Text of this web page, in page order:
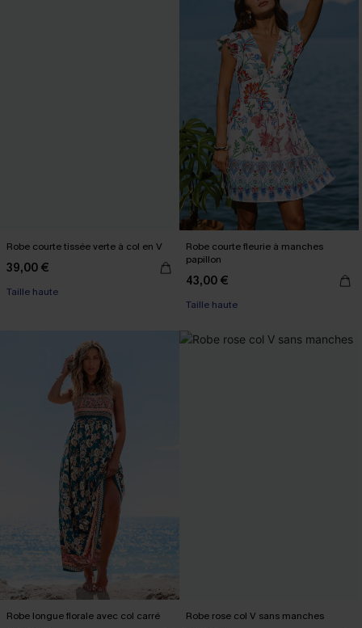
Robe courte tissée verte à col en V
39,00 €
Taille haute
Robe courte fleurie à manches
papillon
43,00 €
Taille haute
Robe longue florale avec col carré Robe rose col V sans manches